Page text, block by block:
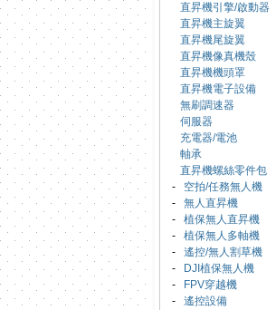
直昇機引擎/啟動器
直昇機主旋翼
直昇機尾旋翼
直昇機像真機殼
直昇機機頭罩
直昇機電子設備
無刷調速器
伺服器
充電器/電池
軸承
直昇機螺絲零件包
- 空拍/任務無人機
- 無人直昇機
- 植保無人直昇機
- 植保無人多軸機
- 遙控/無人割草機
-
DJI植保無人機
-
FPV穿越機
- 遙控設備